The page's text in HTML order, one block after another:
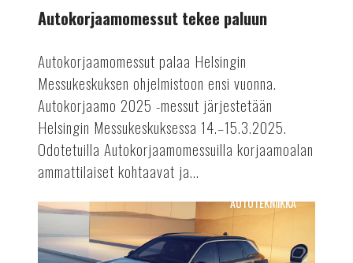
Autokorjaamomessut tekee paluun
Autokorjaamomessut palaa Helsingin
Messukeskuksen ohjelmistoon ensi vuonna.
Autokorjaamo 2025 -messut järjestetään
Helsingin Messukeskuksessa 14.–15.3.2025.
Odotetuilla Autokorjaamomessuilla korjaamoalan
ammattilaiset kohtaavat ja...
Sähköautoalalle
osaamista
AUTOTEKNIIKKA